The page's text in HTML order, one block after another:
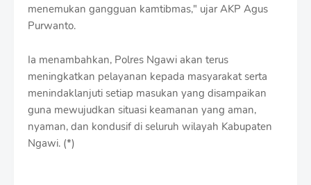
menemukan gangguan kamtibmas," ujar AKP Agus
Purwanto.
Ia menambahkan, Polres Ngawi akan terus
meningkatkan pelayanan kepada masyarakat serta
menindaklanjuti setiap masukan yang disampaikan
guna mewujudkan situasi keamanan yang aman,
nyaman, dan kondusif di seluruh wilayah Kabupaten
Ngawi. (*)